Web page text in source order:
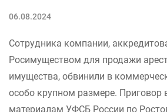
06.08.2024
Сотрудника компании,
Росимуществом для продажи
имущества, обвинили в
особо крупном размере. Приговор
материалам УФСБ России по